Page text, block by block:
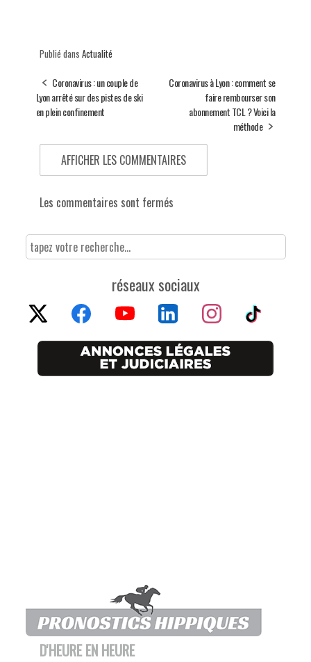
Publié dans Actualité
Coronavirus : un couple de
Lyon arrêté sur des pistes de ski
en plein confinement
Coronavirus à Lyon : comment se
faire rembourser son
abonnement TCL ? Voici la
méthode
AFFICHER LES COMMENTAIRES
Les commentaires sont fermés
réseaux sociaux
D'HEURE EN HEURE